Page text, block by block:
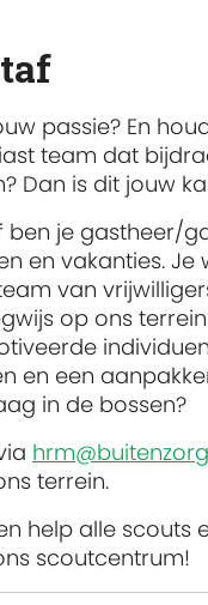
passie? En
team dat
Dan is dit jouw
ben je gastheer/
en vakanties.
van
op ons
en een
in de bossen?
terrein.
help alle
scoutcentrum!